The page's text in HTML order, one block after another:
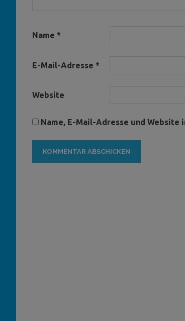
Name *
E-Mail-Adresse *
Website
Name, E-Mail-Adresse und Website